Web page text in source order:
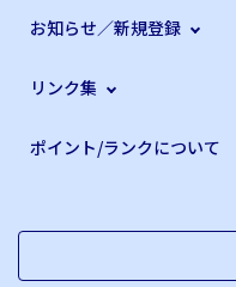
お知らせ／新規登録
リンク集
ポイント/ランクについて